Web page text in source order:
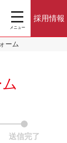
toggle
navigation
メニュー
採用情報
ーム
送信完了